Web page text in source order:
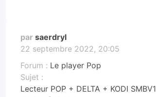
par saerdryl
22 septembre 2022, 20:05
Forum : Le player Pop
Sujet :
Lecteur POP + DELTA + KODI SMBV1